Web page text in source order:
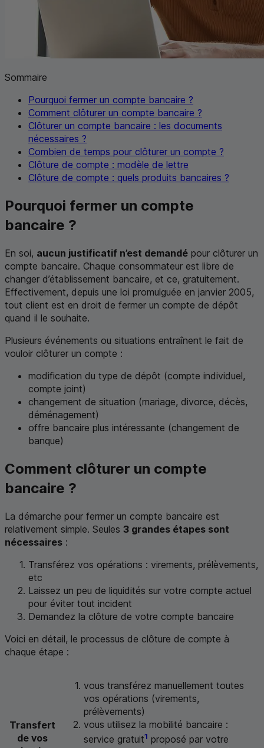
Sommaire
Pourquoi fermer un compte bancaire ?
Comment clôturer un compte bancaire ?
Clôturer un compte bancaire : les documents
nécessaires ?
Combien de temps pour clôturer un compte ?
Clôture de compte : modèle de lettre
Clôture de compte : quels produits bancaires ?
Pourquoi fermer un compte
bancaire ?
En soi, aucun justificatif n’est demandé pour clôturer un
compte bancaire. Chaque consommateur est libre de
changer d’établissement bancaire, et ce, gratuitement.
Effectivement, depuis une loi promulguée en janvier 2005,
tout client est en droit de fermer un compte de dépôt
quand il le souhaite.
Plusieurs événements ou situations entraînent le fait de
vouloir clôturer un compte :
modification du type de dépôt (compte individuel,
compte joint)
changement de situation (mariage, divorce, décès,
déménagement)
offre bancaire plus intéressante (changement de
banque)
Comment clôturer un compte
bancaire ?
La démarche pour fermer un compte bancaire est
relativement simple. Seules 3 grandes étapes sont
nécessaires :
Transférez vos opérations : virements, prélèvements,
etc
Laissez un peu de liquidités sur votre compte actuel
pour éviter tout incident
Demandez la clôture de votre compte bancaire
Voici en détail, le processus de clôture de compte à
chaque étape :
Transfert
de vos
vous transférez manuellement toutes
vos opérations (virements,
prélèvements)
vous utilisez la mobilité bancaire :
service gratuit1 proposé par votre